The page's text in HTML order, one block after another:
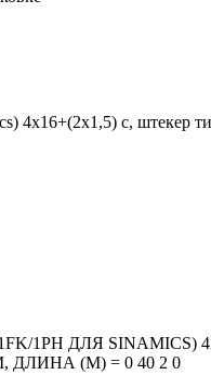
4x16+(2x1,5) c, штекер
1PH ДЛЯ
ДЛИНА (M) = 0 40 2 0